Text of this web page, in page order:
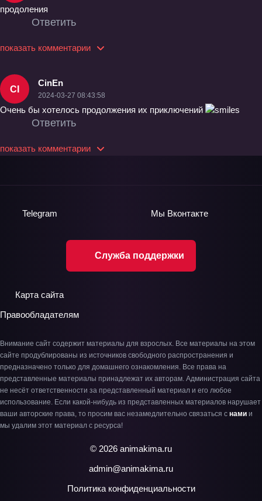
продоления
Ответить
показать комментарии
CI
CinEn
2024-03-27 08:43:58
Очень бы хотелось продолжения их приключений
Ответить
показать комментарии
Служба поддержки
Telegram Мы Вконтакте
Карта сайта
Правообладателям
Внимание сайт содержит материалы для взрослых. Все материалы на этом
сайте продублированы из источников свободного распространения и
предназначено только для домашнего ознакомления. Все права на
представленные материалы принадлежат их авторам. Администрация сайта
не несёт ответственности за представленный материал и его любое
использование. Если какой-нибудь из представленных материалов нарушает
ваши авторские права, то просим вас незамедлительно связаться с нами и
мы удалим этот материал с ресурса!
© 2026 animakima.ru
admin@animakima.ru
Политика конфиденциальности